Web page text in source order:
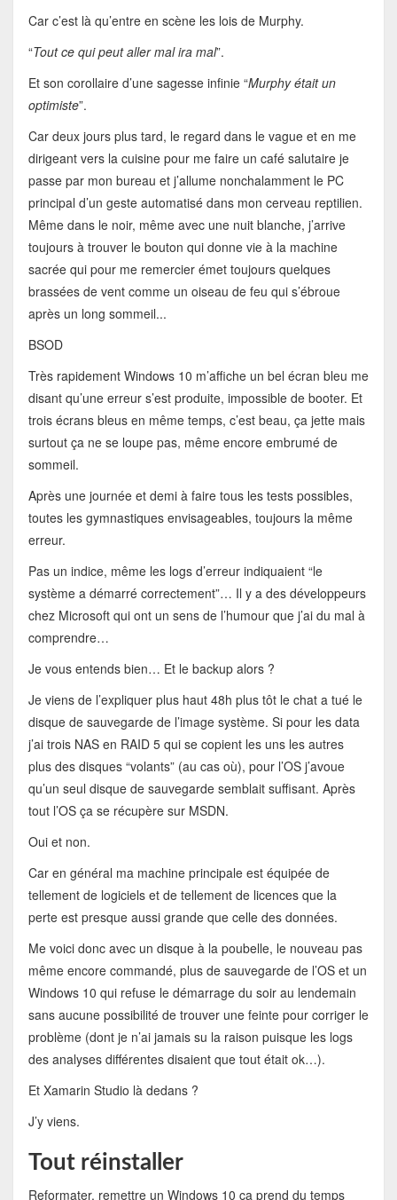
Car c’est là qu’entre en scène les lois de Murphy.
“Tout ce qui peut aller mal ira mal”.
Et son corollaire d’une sagesse infinie “Murphy était un
optimiste”.
Car deux jours plus tard, le regard dans le vague et en me
dirigeant vers la cuisine pour me faire un café salutaire je
passe par mon bureau et j’allume nonchalamment le PC
principal d’un geste automatisé dans mon cerveau reptilien.
Même dans le noir, même avec une nuit blanche, j’arrive
toujours à trouver le bouton qui donne vie à la machine
sacrée qui pour me remercier émet toujours quelques
brassées de vent comme un oiseau de feu qui s’ébroue
après un long sommeil...
BSOD
Très rapidement Windows 10 m’affiche un bel écran bleu me
disant qu’une erreur s’est produite, impossible de booter. Et
trois écrans bleus en même temps, c’est beau, ça jette mais
surtout ça ne se loupe pas, même encore embrumé de
sommeil.
Après une journée et demi à faire tous les tests possibles,
toutes les gymnastiques envisageables, toujours la même
erreur.
Pas un indice, même les logs d’erreur indiquaient “le
système a démarré correctement”… Il y a des développeurs
chez Microsoft qui ont un sens de l’humour que j’ai du mal à
comprendre…
Je vous entends bien… Et le backup alors ?
Je viens de l’expliquer plus haut 48h plus tôt le chat a tué le
disque de sauvegarde de l’image système. Si pour les data
j’ai trois NAS en RAID 5 qui se copient les uns les autres
plus des disques “volants” (au cas où), pour l’OS j’avoue
qu’un seul disque de sauvegarde semblait suffisant. Après
tout l’OS ça se récupère sur MSDN.
Oui et non.
Car en général ma machine principale est équipée de
tellement de logiciels et de tellement de licences que la
perte est presque aussi grande que celle des données.
Me voici donc avec un disque à la poubelle, le nouveau pas
même encore commandé, plus de sauvegarde de l’OS et un
Windows 10 qui refuse le démarrage du soir au lendemain
sans aucune possibilité de trouver une feinte pour corriger le
problème (dont je n’ai jamais su la raison puisque les logs
des analyses différentes disaient que tout était ok…).
Et Xamarin Studio là dedans ?
J’y viens.
Tout réinstaller
Reformater, remettre un Windows 10 ça prend du temps